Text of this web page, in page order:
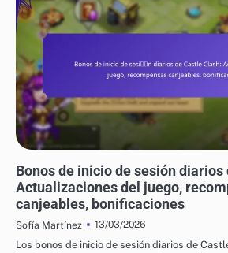
Bonos de inicio de sesión diarios
Actualizaciones del juego,
canjeables, bonificaciones
Sofía Martínez
13/03/2026
Los bonos de inicio de sesión diarios de